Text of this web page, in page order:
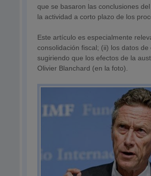
que se basaron las conclusiones
la actividad a corto plazo de los
Este artículo es especialmente
consolidación fiscal; (ii) los datos
sugiriendo que los efectos de la
Olivier Blanchard (en la foto).